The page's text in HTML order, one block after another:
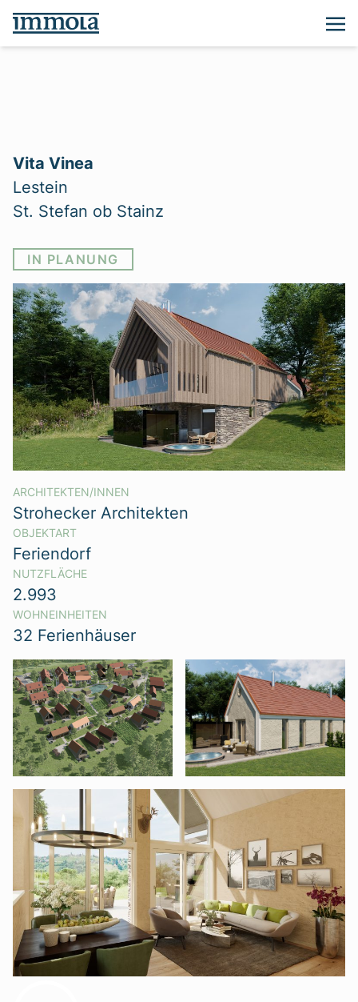
Vita Vinea
Lestein
St. Stefan ob Stainz
IN PLANUNG
ARCHITEKTEN/INNEN
Strohecker Architekten
OBJEKTART
Feriendorf
NUTZFLÄCHE
2.993
WOHNEINHEITEN
32 Ferienhäuser